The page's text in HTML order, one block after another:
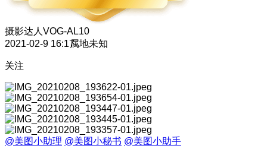
摄影达人 VOG-AL10
2021-02-9 16:17属地未知
关注
@美图小助理 @美图小秘书 @美图小助手